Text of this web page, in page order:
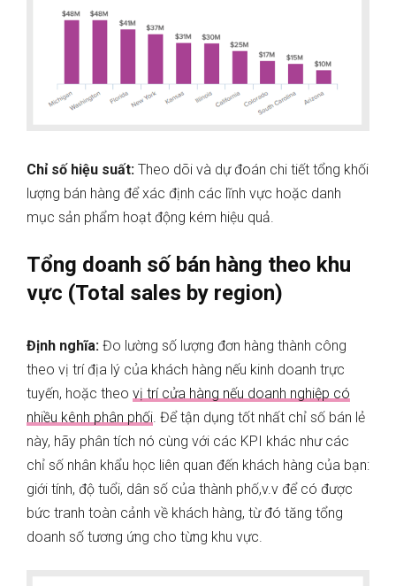
Chỉ số hiệu suất: Theo dõi và dự đoán chi tiết tổng khối
lượng bán hàng để xác định các lĩnh vực hoặc danh
mục sản phẩm hoạt động kém hiệu quả.
Tổng doanh số bán hàng theo khu
vực (Total sales by region)
Định nghĩa: Đo lường số lượng đơn hàng thành công
theo vị trí địa lý của khách hàng nếu kinh doanh trực
tuyến, hoặc theo vị trí cửa hàng nếu doanh nghiệp có
nhiều kênh phân phối. Để tận dụng tốt nhất chỉ số bán lẻ
này, hãy phân tích nó cùng với các KPI khác như các
chỉ số nhân khẩu học liên quan đến khách hàng của bạn:
giới tính, độ tuổi, dân số của thành phố,v.v để có được
bức tranh toàn cảnh về khách hàng, từ đó tăng tổng
doanh số tương ứng cho từng khu vực.